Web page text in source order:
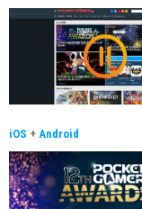
iOS + Android